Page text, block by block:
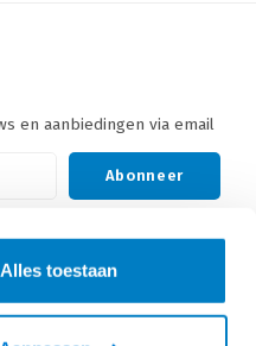
Alles toestaan
en aanbiedingen via email
Abonneer